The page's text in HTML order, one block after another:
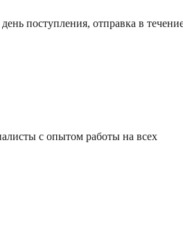
поступления, отправка в
с опытом работы на всех